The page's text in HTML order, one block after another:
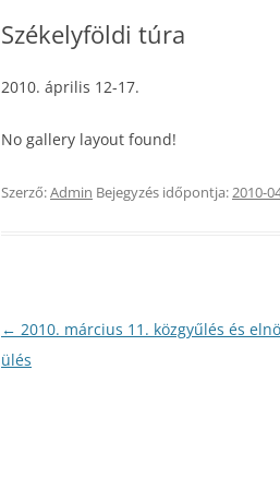
Székelyföldi túra
2010. április 12-17.
No gallery layout found!
Szerző:Admin Bejegyzés időpontja:2010-
Bejegyzés
navigáció
← 2010. március 11. közgyűlés és
ülés